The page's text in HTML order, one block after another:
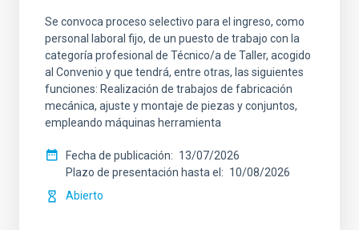
Se convoca proceso selectivo para el ingreso, como
personal laboral fijo, de un puesto de trabajo con la
categoría profesional de Técnico/a de Taller, acogido
al Convenio y que tendrá, entre otras, las siguientes
funciones: Realización de trabajos de fabricación
mecánica, ajuste y montaje de piezas y conjuntos,
empleando máquinas herramienta
Fecha de publicación
13/07/2026
Plazo de presentación hasta el
10/08/2026
Abierto